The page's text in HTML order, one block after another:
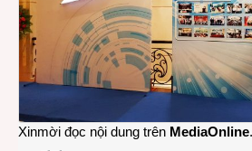
Xinmời đọc nội dung trên MediaOnline.